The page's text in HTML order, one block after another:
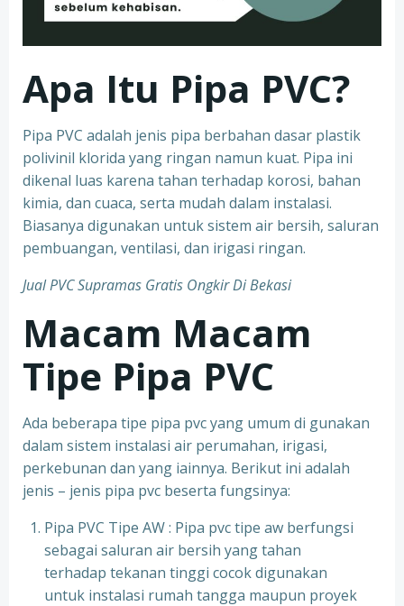
Apa Itu Pipa PVC?
Pipa PVC adalah jenis pipa berbahan dasar plastik
polivinil klorida yang ringan namun kuat. Pipa ini
dikenal luas karena tahan terhadap korosi, bahan
kimia, dan cuaca, serta mudah dalam instalasi.
Biasanya digunakan untuk sistem air bersih, saluran
pembuangan, ventilasi, dan irigasi ringan.
Jual PVC Supramas Gratis Ongkir Di Bekasi
Macam Macam
Tipe Pipa PVC
Ada beberapa tipe pipa pvc yang umum di gunakan
dalam sistem instalasi air perumahan, irigasi,
perkebunan dan yang iainnya. Berikut ini adalah
jenis – jenis pipa pvc beserta fungsinya:
Pipa PVC Tipe AW : Pipa pvc tipe aw berfungsi
sebagai saluran air bersih yang tahan
terhadap tekanan tinggi cocok digunakan
untuk instalasi rumah tangga maupun proyek